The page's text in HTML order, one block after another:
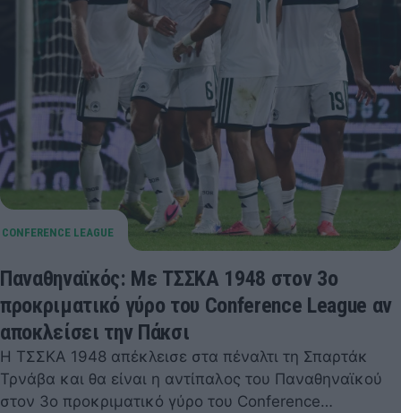
Παναθηναϊκός: Με ΤΣΣΚΑ 1948 στον 3ο
προκριματικό γύρο του Conference League αν
αποκλείσει την Πάκσι
Η ΤΣΣΚΑ 1948 απέκλεισε στα πέναλτι τη Σπαρτάκ
Τρνάβα και θα είναι η αντίπαλος του Παναθηναϊκού
στον 3ο προκριματικό γύρο του Conference…